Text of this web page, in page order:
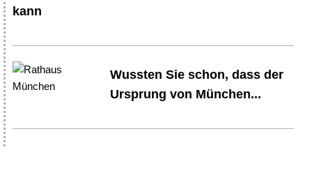
kann
Wussten Sie schon, dass der
Ursprung von München...